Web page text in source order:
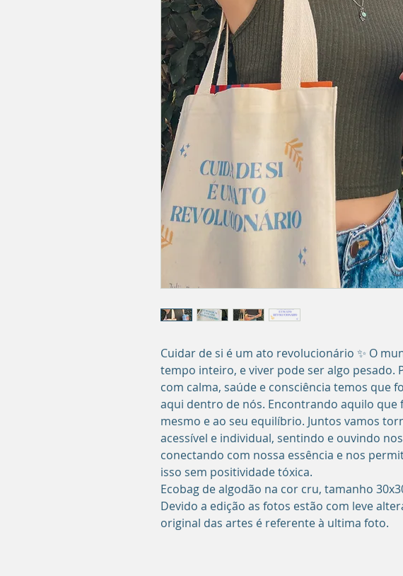
Cuidar de si é um ato revolucionário ✨ O
tempo inteiro, e viver pode ser algo pesado.
com calma, saúde e consciência temos que
aqui dentro de nós. Encontrando aquilo que
mesmo e ao seu equilíbrio. Juntos vamos
acessível e individual, sentindo e ouvindo
conectando com nossa essência e nos
isso sem positividade tóxica.
Ecobag de algodão na cor cru, tamanho
Devido a edição as fotos estão com leve
original das artes é referente à ultima foto.